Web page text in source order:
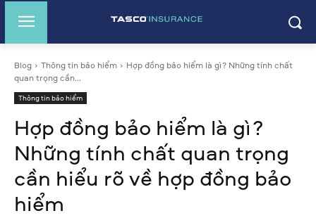
Blog Thông tin bảo hiểm
Hợp đồng bảo hiểm là gì? Những tính chất
quan trọng cần...
Thông tin bảo hiểm
Hợp đồng bảo hiểm là gì?
Những tính chất quan trọng
cần hiểu rõ về hợp đồng bảo
hiểm